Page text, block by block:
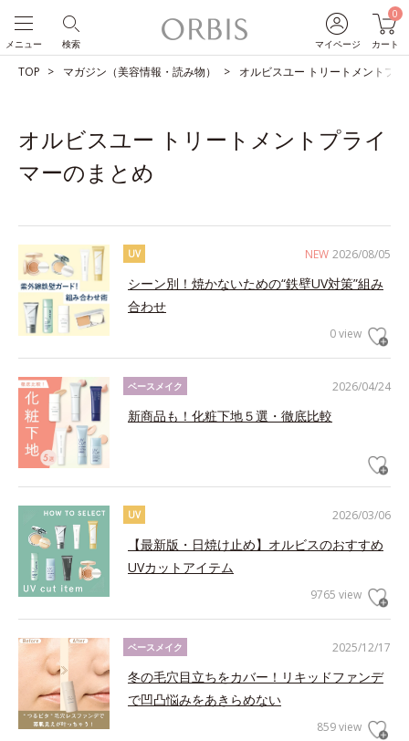
マイページ
0
カート
検索
メニュー
TOP マガジン（美容情報・読み物） オルビスユー トリートメントプ
オルビスユー トリートメントプライ
マーのまとめ
NEW 2026/08/05
UV
シーン別！焼かないための“鉄壁UV対策”組み
合わせ
0 view
2026/04/24
ベースメイク
新商品も！化粧下地５選・徹底比較
2026/03/06
UV
【最新版・日焼け止め】オルビスのおすすめ
UVカットアイテム
9765 view
2025/12/17
ベースメイク
冬の毛穴目立ちをカバー！リキッドファンデ
で凹凸悩みをあきらめない
859 view